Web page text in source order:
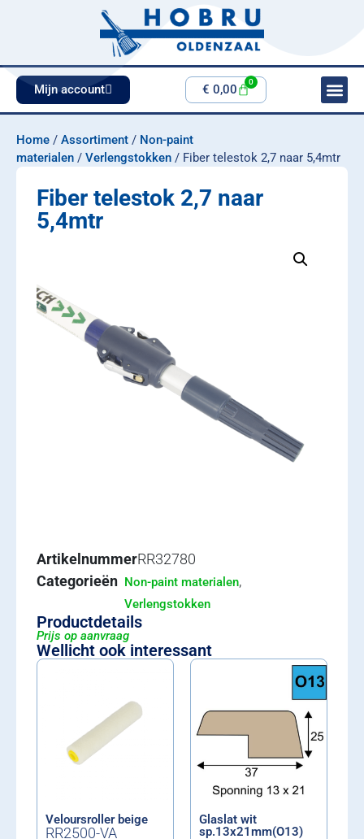
Mijn account € 0,00
0
Home / Assortiment / Non-paint
materialen / Verlengstokken / Fiber telestok 2,7 naar 5,4mtr
Fiber telestok 2,7 naar
5,4mtr
ArtikelnummerRR32780
Categorieën Non-paint materialen,
Verlengstokken
Productdetails
Prijs op aanvraag
Wellicht ook interessant
Veloursroller beige
RR2500-VA
Glaslat wit
sp.13x21mm(O13)